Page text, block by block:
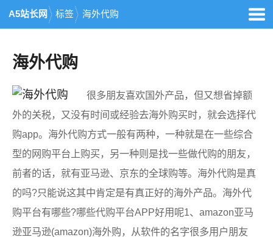
A5站长网 标签 海外代购
海外代购
很多朋友喜欢国外产品，但又想省掉额
外的关税，又没有时间或经验去海外购买时，就会选择代
购app。海外代购方式一般有两种，一种就是在一些综合
型的网购平台上购买，另一种则是找一些做代购的朋友，
前者的话，就有亚马逊、京东的全球购等。海外代购是真
的吗?只能说这其中肯定是有真正好的海外产品。海外代
购平台有哪些?哪些代购平台APP好用呢1、amazon亚马
逊亚马逊(amazon)海外购，从软件的名字很多用户朋友